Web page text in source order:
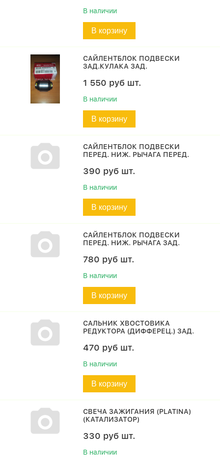
В наличии
В корзину
САЙЛЕНТБЛОК ПОДВЕСКИ
ЗАД.КУЛАКА ЗАД.
1 550 руб шт.
В наличии
В корзину
САЙЛЕНТБЛОК ПОДВЕСКИ
ПЕРЕД. НИЖ. РЫЧАГА ПЕРЕД.
390 руб шт.
В наличии
В корзину
САЙЛЕНТБЛОК ПОДВЕСКИ
ПЕРЕД. НИЖ. РЫЧАГА ЗАД.
780 руб шт.
В наличии
В корзину
САЛЬНИК ХВОСТОВИКА
РЕДУКТОРА (ДИФФЕРЕЦ.) ЗАД.
470 руб шт.
В наличии
В корзину
СВЕЧА ЗАЖИГАНИЯ (PLATINA)
(КАТАЛИЗАТОР)
330 руб шт.
В наличии